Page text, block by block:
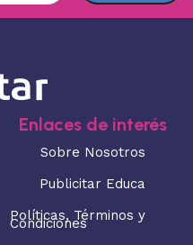
Enlaces de interés
Sobre Nosotros
Publicitar Educa
Políticas, Términos y
Condiciones